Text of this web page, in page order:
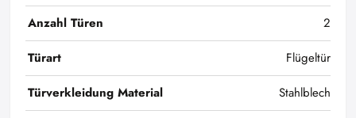
Anzahl Türen
2
Türart
Flügeltür
Türverkleidung Material
Stahlblech